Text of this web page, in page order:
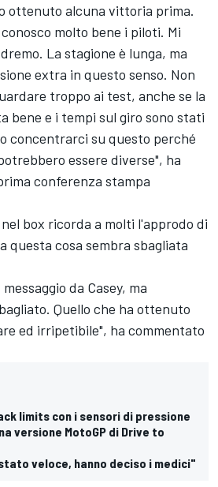
ottenuto alcuna vittoria prima.
molto bene i piloti. Mi
La stagione è lunga, ma
extra in questo senso. Non
troppo ai test, anche se la
bene e i tempi sul giro sono stati
concentrarci su questo perché
essere diverse", ha
conferenza stampa
box ricorda a molti l'approdo di
questa cosa sembra sbagliata
da Casey, ma
Quello che ha ottenuto
ed irripetibile", ha commentato
limits con i sensori di pressione
versione MotoGP di Drive to
veloce, hanno deciso i medici"